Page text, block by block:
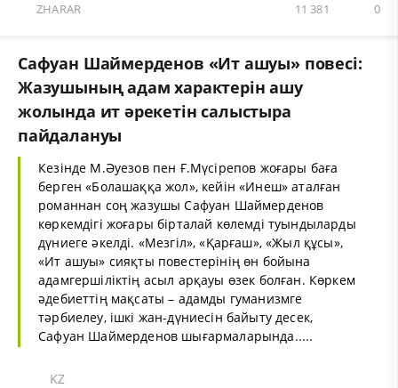
ZHARAR 0
11 381
Сафуан Шаймерденов «Ит ашуы» повесі:
Жазушының адам характерін ашу
жолында ит әрекетін салыстыра
пайдалануы
Кезінде М.Әуезов пен Ғ.Мүсірепов жоғары баға
берген «Болашаққа жол», кейін «Инеш» аталған
романнан соң жазушы Сафуан Шаймерденов
көркемдігі жоғары бірталай көлемді туындыларды
дүниеге әкелді. «Мезгіл», «Қарғаш», «Жыл құсы»,
«Ит ашуы» сияқты повестерінің өн бойына
адамгершіліктің асыл арқауы өзек болған. Көркем
әдебиеттің мақсаты – адамды гуманизмге
тәрбиелеу, ішкі жан-дүниесін байыту десек,
Сафуан Шаймерденов шығармаларында.....
KZ